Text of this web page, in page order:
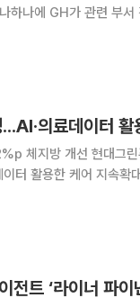
하나에 GH가 관련 부
(기회수도파트너스)
의료데이터 활
체지방 개선 현대그
어 지속확대 전망 단체급식업계
관리 서비스를
트 ‘라이너 파이